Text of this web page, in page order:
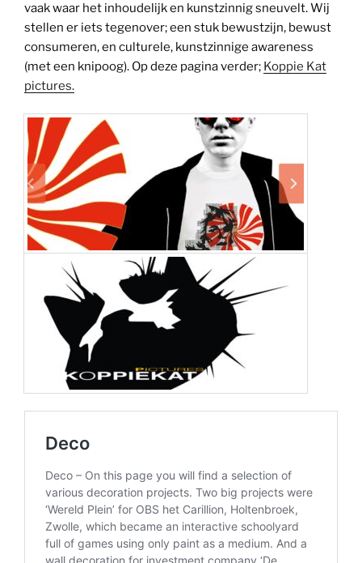
vaak waar het inhoudelijk en kunstzinnig sneuvelt. Wij
stellen er iets tegenover; een stuk bewustzijn, bewust
consumeren, en culturele, kunstzinnige awareness
(met een knipoog). Op deze pagina verder; Koppie Kat
pictures.